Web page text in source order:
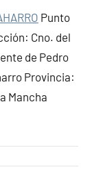
Punto
Cno. del
de Pedro
Provincia:
Mancha